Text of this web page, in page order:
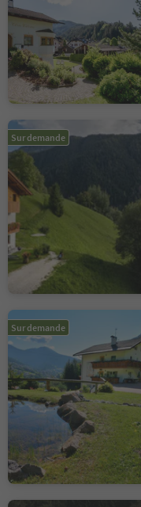
Sur demande
Sur demande